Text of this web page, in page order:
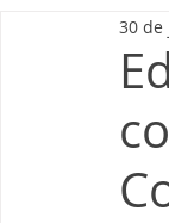
30 de